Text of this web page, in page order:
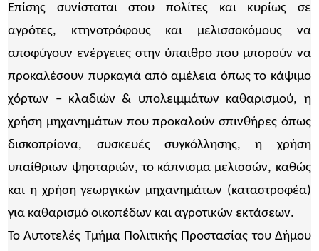
Επίσης συνίσταται στου πολίτες και κυρίως σε
αγρότες, κτηνοτρόφους και μελισσοκόμους να
αποφύγουν ενέργειες στην ύπαιθρο που μπορούν να
προκαλέσουν πυρκαγιά από αμέλεια όπως το κάψιμο
χόρτων – κλαδιών & υπολειμμάτων καθαρισμού, η
χρήση μηχανημάτων που προκαλούν σπινθήρες όπως
δισκοπρίονα, συσκευές συγκόλλησης, η χρήση
υπαίθριων ψησταριών, το κάπνισμα μελισσών, καθώς
και η χρήση γεωργικών μηχανημάτων (καταστροφέα)
για καθαρισμό οικοπέδων και αγροτικών εκτάσεων.
Το Αυτοτελές Τμήμα Πολιτικής Προστασίας του Δήμου